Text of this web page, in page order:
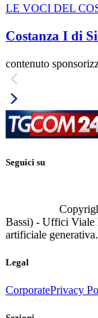
LE VOCI DEL
Costanza I di
contenuto
Seguici su
Bassi) - Uffici Viale
artificiale
Legal
CorporatePrivacy